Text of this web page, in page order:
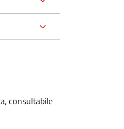
consultabile